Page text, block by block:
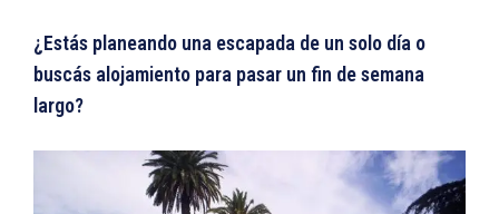
¿Estás planeando una escapada de un solo día o
buscás alojamiento para pasar un fin de semana
largo?